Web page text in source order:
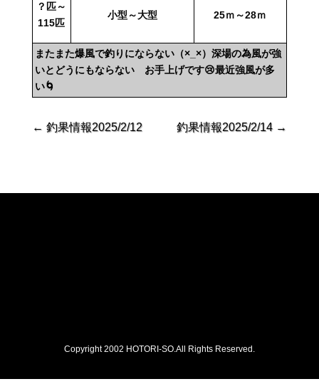
？匹～
115匹
小型～大型 25ｍ～28ｍ
またまた爆風で釣りにならない（×_×）深場の為風が強
いとどうにもならない お手上げです😢最近強風が多
い🌀
← 釣果情報2025/2/12 釣果情報2025/2/14→
Copyright 2002 HOTORI-SO.All Rights Reserved.